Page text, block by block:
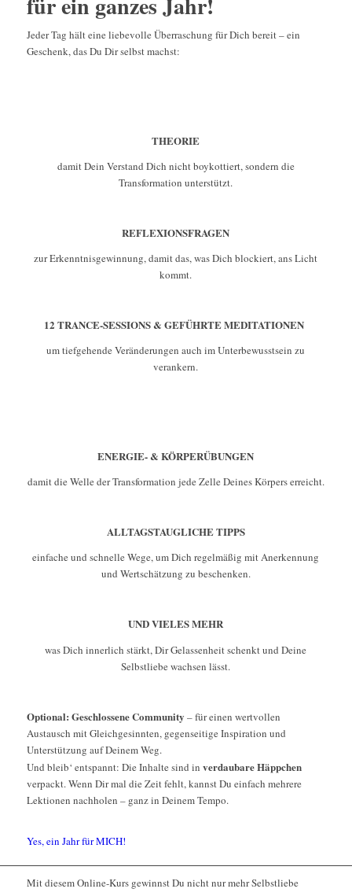
Jeder Tag hält eine liebevolle Überraschung für Dich bereit – ein
Geschenk, das Du Dir selbst machst:
THEORIE
damit Dein Verstand Dich nicht boykottiert, sondern die
Transformation unterstützt.
REFLEXIONSFRAGEN
zur Erkenntnisgewinnung, damit das, was Dich blockiert, ans Licht
kommt.
12 TRANCE-SESSIONS & GEFÜHRTE MEDITATIONEN
um tiefgehende Veränderungen auch im Unterbewusstsein zu
verankern.
ENERGIE- & KÖRPERÜBUNGEN
damit die Welle der Transformation jede Zelle Deines Körpers erreicht.
ALLTAGSTAUGLICHE TIPPS
einfache und schnelle Wege, um Dich regelmäßig mit Anerkennung
und Wertschätzung zu beschenken.
UND VIELES MEHR
was Dich innerlich stärkt, Dir Gelassenheit schenkt und Deine
Selbstliebe wachsen lässt.
Optional: Geschlossene Community – für einen wertvollen
Austausch mit Gleichgesinnten, gegenseitige Inspiration und
Unterstützung auf Deinem Weg.
Und bleib‘ entspannt: Die Inhalte sind in verdaubare Häppchen
verpackt. Wenn Dir mal die Zeit fehlt, kannst Du einfach mehrere
Lektionen nachholen – ganz in Deinem Tempo.
Yes, ein Jahr für MICH!
Mit diesem Online-Kurs gewinnst Du nicht nur mehr Selbstliebe